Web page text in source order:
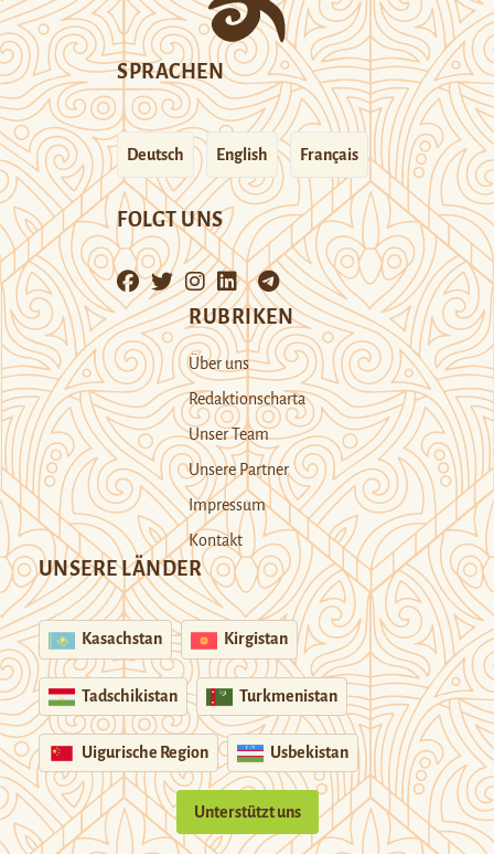
SPRACHEN
Deutsch English Français
FOLGT UNS
RUBRIKEN
Über uns
Redaktionscharta
Unser Team
Unsere Partner
Impressum
Kontakt
UNSERE LÄNDER
Kasachstan Kirgistan
Tadschikistan Turkmenistan
Uigurische Region Usbekistan
Unterstützt uns